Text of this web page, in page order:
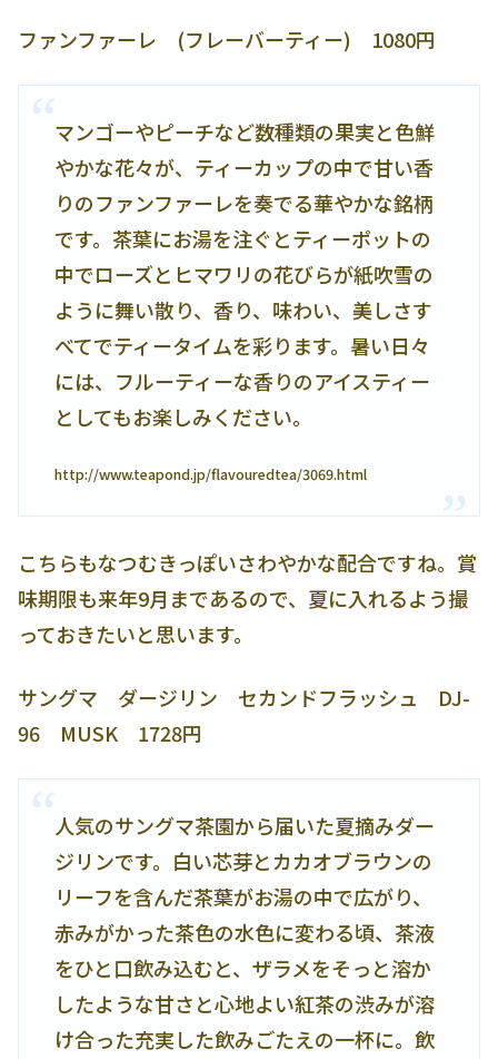
ファンファーレ (フレーバーティー) 1080円
マンゴーやピーチなど数種類の果実と色鮮
やかな花々が、ティーカップの中で甘い香
りのファンファーレを奏でる華やかな銘柄
です。茶葉にお湯を注ぐとティーポットの
中でローズとヒマワリの花びらが紙吹雪の
ように舞い散り、香り、味わい、美しさす
べてでティータイムを彩ります。暑い日々
には、フルーティーな香りのアイスティー
としてもお楽しみください。
http://www.teapond.jp/flavouredtea/3069.html
こちらもなつむきっぽいさわやかな配合ですね。賞
味期限も来年9月まであるので、夏に入れるよう撮
っておきたいと思います。
サングマ ダージリン セカンドフラッシュ DJ-
96 MUSK 1728円
人気のサングマ茶園から届いた夏摘みダー
ジリンです。白い芯芽とカカオブラウンの
リーフを含んだ茶葉がお湯の中で広がり、
赤みがかった茶色の水色に変わる頃、茶液
をひと口飲み込むと、ザラメをそっと溶か
したような甘さと心地よい紅茶の渋みが溶
け合った充実した飲みごたえの一杯に。飲